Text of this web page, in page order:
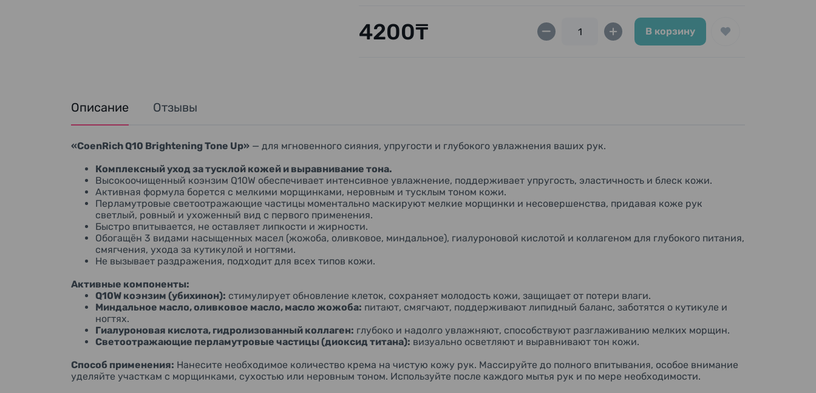
4200₸ В корзину
Описание Отзывы
«CoenRich Q10 Brightening Tone Up» — для мгновенного сияния, упругости и глубокого увлажнения ваших рук.
Комплексный уход за тусклой кожей и выравнивание тона.
Высокоочищенный коэнзим Q10W обеспечивает интенсивное увлажнение, поддерживает упругость, эластичность и блеск кожи.
Активная формула борется с мелкими морщинками, неровным и тусклым тоном кожи.
Перламутровые светоотражающие частицы моментально маскируют мелкие морщинки и несовершенства, придавая коже рук
светлый, ровный и ухоженный вид с первого применения.
Быстро впитывается, не оставляет липкости и жирности.
Обогащён 3 видами насыщенных масел (жожоба, оливковое, миндальное), гиалуроновой кислотой и коллагеном для глубокого питания,
смягчения, ухода за кутикулой и ногтями.
Не вызывает раздражения, подходит для всех типов кожи.
Активные компоненты:
Q10W коэнзим (убихинон): стимулирует обновление клеток, сохраняет молодость кожи, защищает от потери влаги.
Миндальное масло, оливковое масло, масло жожоба: питают, смягчают, поддерживают липидный баланс, заботятся о кутикуле и
ногтях.
Гиалуроновая кислота, гидролизованный коллаген: глубоко и надолго увлажняют, способствуют разглаживанию мелких морщин.
Светоотражающие перламутровые частицы (диоксид титана): визуально осветляют и выравнивают тон кожи.
Способ применения: Нанесите необходимое количество крема на чистую кожу рук. Массируйте до полного впитывания, особое внимание
уделяйте участкам с морщинками, сухостью или неровным тоном. Используйте после каждого мытья рук и по мере необходимости.